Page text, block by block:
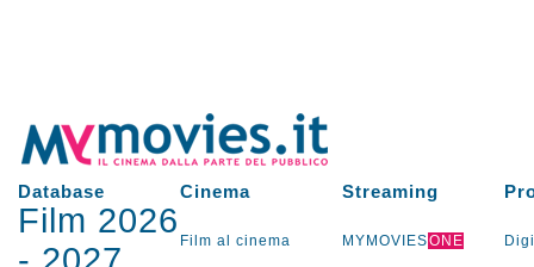
Database Cinema Streaming
Film 2026
Film al cinema MYMOVIESONE